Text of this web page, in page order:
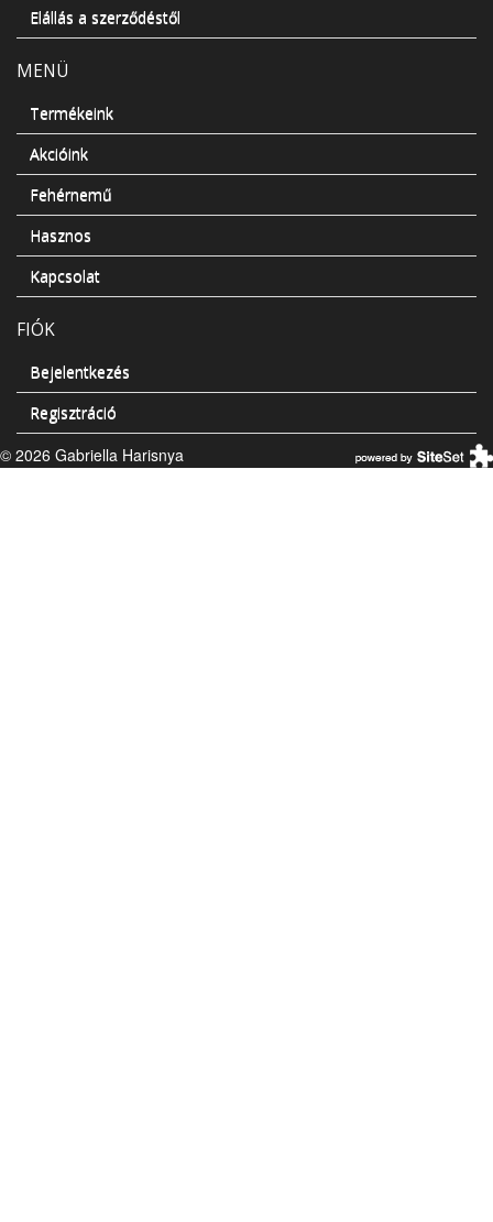
Elállás a szerződéstől
MENÜ
Termékeink
Akcióink
Fehérnemű
Hasznos
Kapcsolat
FIÓK
Bejelentkezés
Regisztráció
© 2026 Gabriella Harisnya